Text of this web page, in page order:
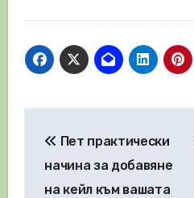
Пет практически
начина за добавяне
на кейл към вашата